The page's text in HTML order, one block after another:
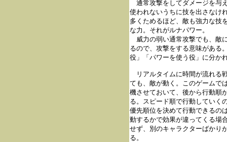
通常攻撃をしてダメージを与
使われないうちに技を出さなけ
多くためるほど、敵も強力な技
な力。それがルナパワー。
威力の弱い通常攻撃でも、敵
るので、攻撃をする意味がある
役」「パワーを使う役」に分か
リアルタイムに時間が流れる
ても、敵が動く。このゲームで
機させておいて、後から行動順
る。スピード順で行動していく
優先順位を決めて行動できるの
動するかで効果が違ってくる場
せず、別のキャラクターばかり
る。